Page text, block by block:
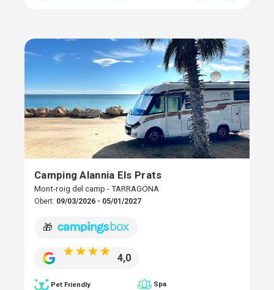
Camping Alannia Els Prats
Mont-roig del camp - TARRAGONA
Obert: 09/03/2026 - 05/01/2027
🎁
4,0
Pet Friendly
Spa